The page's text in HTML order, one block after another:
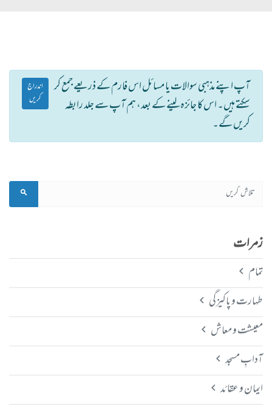
آپ اپنے مذہبی سوالات یا مسائل اس فارم کے ذریعے جمع کر
سکتے ہیں۔ اس کا جائزہ لینے کے بعد، ہم آپ سے جلد رابطہ
کریں گے۔
اندراج
کریں
زمرات
تمام
طہارت و پاکیزگی
معیشت و معاش
آدابِ مسجد
ایمان و عقائد